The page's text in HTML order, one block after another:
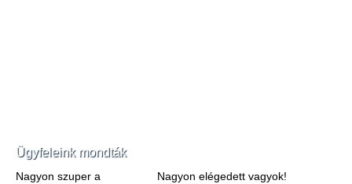
Ügyfeleink mondták
Nagyon szuper a
Nagyon elégedett vagyok!